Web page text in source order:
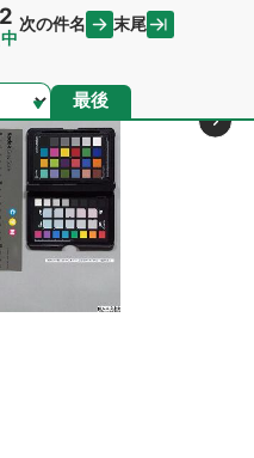
次の件名 末尾
最後